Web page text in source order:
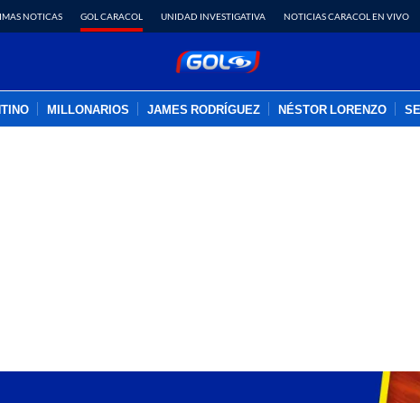
NOTICAS GOL CARACOL UNIDAD INVESTIGATIVA NOTICIAS CARACOL EN VIVO
MILLONARIOS JAMES RODRÍGUEZ NÉSTOR LORENZO